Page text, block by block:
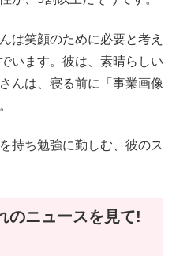
は笑顔のために必要と考え
います。彼は、素晴らしい
んは、寝る前に「事業画像
持ち勉強に勤しむ、彼のス
のニュースを見て!